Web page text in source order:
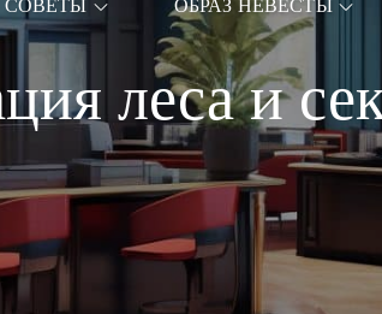
СОВЕТЫ ОБРАЗ НЕВЕСТЫ
леса и